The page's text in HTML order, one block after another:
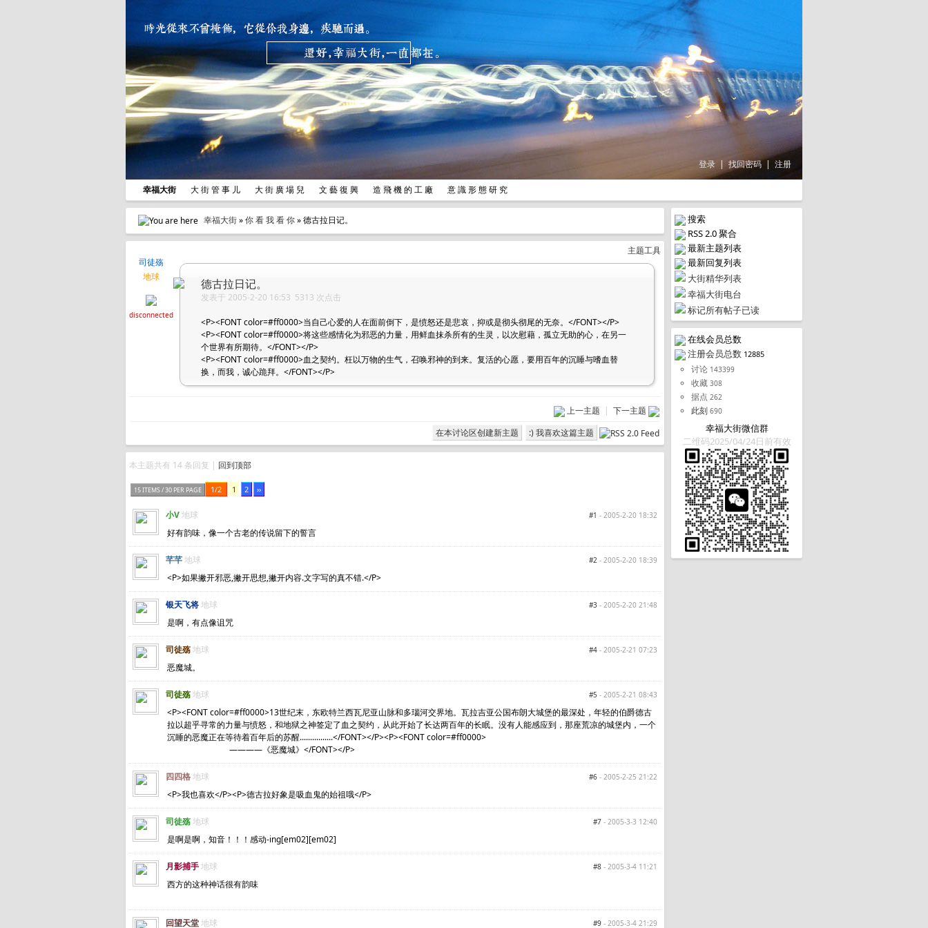
登录 | 找回密码 | 注册
幸福大街 大 街 管 事 儿 大 街 廣 場 兒 文 藝 復 興 造 飛 機 的 工 廠 意 識 形 態 研 究
搜索
RSS 2.0 聚合
最新主题列表
最新回复列表
大街精华列表
幸福大街电台
标记所有帖子已读
在线会员总数
注册会员总数 12885
讨论 143399
收藏 308
据点 262
此刻 690
幸福大街微信群
二维码2025/04/24日前有效
幸福大街»你 看 我 看 你» 德古拉日记。
司徒殇
地球
disconnected
主题工具
德古拉日记。
发表于 2005-2-20 16:53 5313 次点击
<P><FONT color=#ff0000>当自己心爱的人在面前倒下，是愤怒还是悲哀，抑或是彻头彻尾的无奈。</FONT></P>
<P><FONT color=#ff0000>将这些感情化为邪恶的力量，用鲜血抹杀所有的生灵，以次慰藉，孤立无助的心，在另一
个世界有所期待。</FONT></P>
<P><FONT color=#ff0000>血之契约。枉以万物的生气，召唤邪神的到来。复活的心愿，要用百年的沉睡与嗜血替
换，而我，诚心跪拜。</FONT></P>
上一主题 | 下一主题
在本讨论区创建新主题
:) 我喜欢这篇主题
本主题共有 14 条回复 | 回到顶部
15 ITEMS / 30 PER PAGE 1/2 1 2 ››
#1 - 2005-2-20 18:32
小V地球
好有韵味，像一个古老的传说留下的誓言
#2 - 2005-2-20 18:39
芊芊地球
<P>如果撇开邪恶,撇开思想,撇开内容.文字写的真不错.</P>
#3 - 2005-2-20 21:48
银天飞将地球
是啊，有点像诅咒
#4 - 2005-2-21 07:23
司徒殇地球
恶魔城。
#5 - 2005-2-21 08:43
司徒殇地球
<P><FONT color=#ff0000>13世纪末，东欧特兰西瓦尼亚山脉和多瑙河交界地。瓦拉吉亚公国布朗大城堡的最深处，年轻的伯爵德古
拉以超乎寻常的力量与愤怒，和地狱之神签定了血之契约，从此开始了长达两百年的长眠。没有人能感应到，那座荒凉的城堡内，一个
沉睡的恶魔正在等待着百年后的苏醒................</FONT></P><P><FONT color=#ff0000>
————《恶魔城》</FONT></P>
#6 - 2005-2-25 21:22
四四格地球
<P>我也喜欢</P><P>德古拉好象是吸血鬼的始祖哦</P>
#7 - 2005-3-3 12:40
司徒殇地球
是啊是啊，知音！！！感动-ing[em02][em02]
#8 - 2005-3-4 11:21
月影捕手地球
西方的这种神话很有韵味
#9 - 2005-3-4 21:29
回望天堂地球